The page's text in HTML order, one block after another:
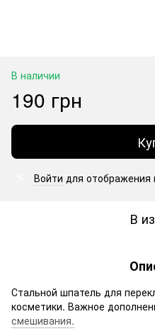
В наличии
190 грн
Войти для отображения
В
Стальной шпатель для
косметики. Важное
смешивания.